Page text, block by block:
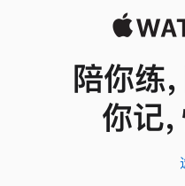
陪你练
你记